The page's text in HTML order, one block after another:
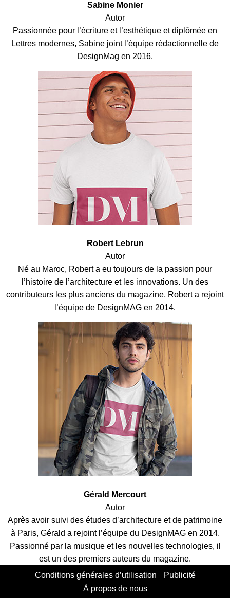
Sabine Monier
Autor
Passionnée pour l’écriture et l’esthétique et diplômée en
Lettres modernes, Sabine joint l’équipe rédactionnelle de
DesignMag en 2016.
Robert Lebrun
Autor
Né au Maroc, Robert a eu toujours de la passion pour
l’histoire de l’architecture et les innovations. Un des
contributeurs les plus anciens du magazine, Robert a rejoint
l’équipe de DesignMAG en 2014.
Gérald Mercourt
Autor
Après avoir suivi des études d’architecture et de patrimoine
à Paris, Gérald a rejoint l’équipe du DesignMAG en 2014.
Passionné par la musique et les nouvelles technologies, il
est un des premiers auteurs du magazine.
Conditions générales d’utilisation
Publicité
À propos de nous